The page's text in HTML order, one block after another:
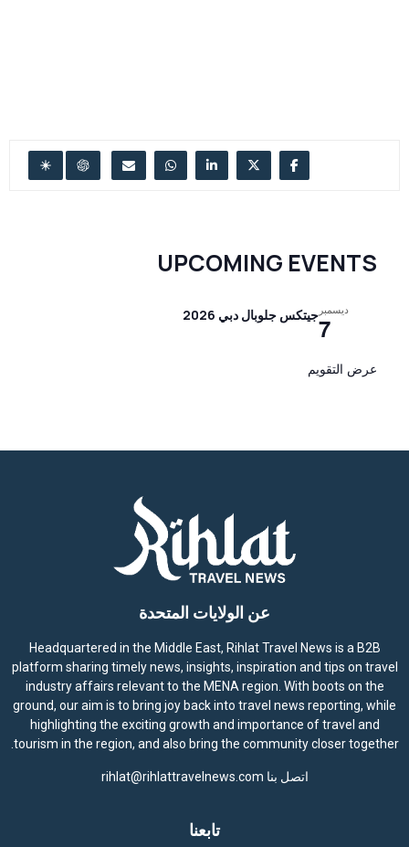
UPCOMING EVENTS
ديسمبر
7جيتكس جلوبال دبي 2026
عرض التقويم
عن الولايات المتحدة
Headquartered in the Middle East, Rihlat Travel News is a B2B
platform sharing timely news, insights, inspiration and tips on travel
industry affairs relevant to the MENA region. With boots on the
ground, our aim is to bring joy back into travel news reporting, while
highlighting the exciting growth and importance of travel and
tourism in the region, and also bring the community closer together.
اتصل بنا rihlat@rihlattravelnews.com
تابعنا